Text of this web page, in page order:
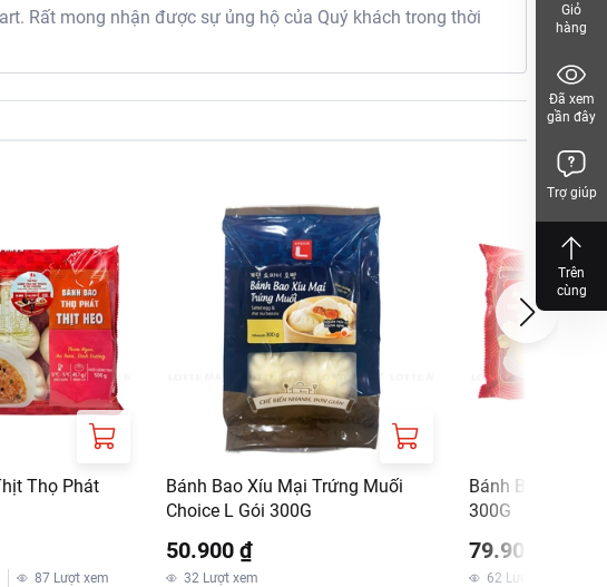
vàng, lấy ra.
Rất mong nhận được sự ủng hộ của Quý khách trong thời
Thọ Phát
87 Lượt xem
Bánh Bao Xíu Mại Trứng Muối
Choice L Gói 300G
50.900 ₫
32 Lượt xem
Bánh Bao
300G
79.900 ₫
62 Lượt xem
Giỏ
hàng
Đã xem
gần đây
Trợ giúp
Trên
cùng